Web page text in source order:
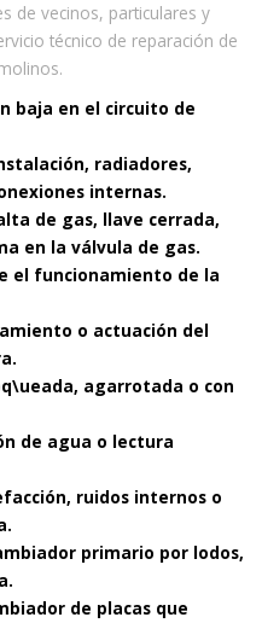
de vecinos, particulares y
técnico de reparación de
baja en el circuito de
radiadores,
internas.
de gas, llave cerrada,
en la válvula de gas.
el funcionamiento de la
o actuación del
agarrotada o con
de agua o lectura
ruidos internos o
primario por lodos,
de placas que